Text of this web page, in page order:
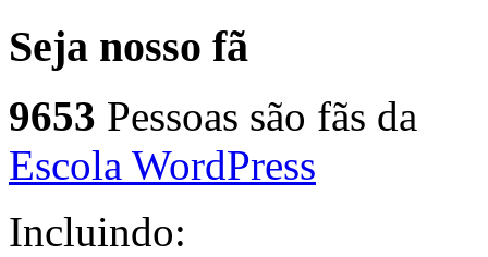
Seja nosso fã
9653 Pessoas são fãs da
Escola WordPress
Incluindo: